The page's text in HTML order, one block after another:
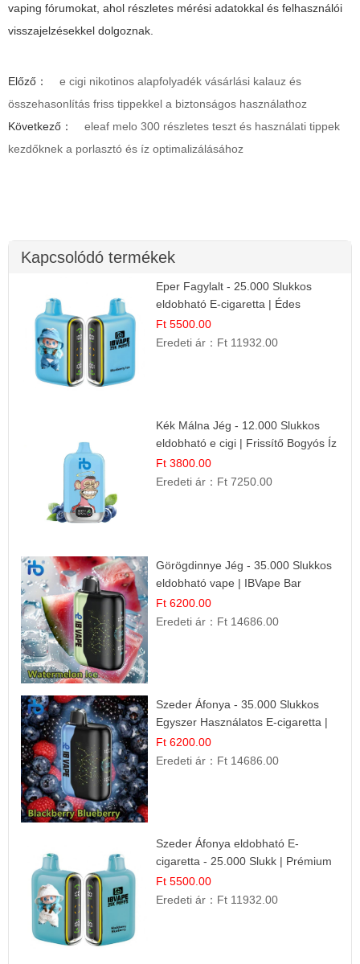
vaping fórumokat, ahol részletes mérési adatokkal és felhasználói
visszajelzésekkel dolgoznak.
Előző：
e cigi nikotinos alapfolyadék vásárlási kalauz és
összehasonlítás friss tippekkel a biztonságos használathoz
Következő：
eleaf melo 300 részletes teszt és használati tippek
kezdőknek a porlasztó és íz optimalizálásához
Kapcsolódó termékek
Eper Fagylalt - 25.000 Slukkos
eldobható E-cigaretta | Édes
Desszert Íz
Ft 5500.00
Eredeti ár： Ft 11932.00
Kék Málna Jég - 12.000 Slukkos
eldobható e cigi | Frissítő Bogyós Íz
Ft 3800.00
Eredeti ár： Ft 7250.00
Görögdinnye Jég - 35.000 Slukkos
eldobható vape | IBVape Bar
Frissítő Nyári Íz
Ft 6200.00
Eredeti ár： Ft 14686.00
Szeder Áfonya - 35.000 Slukkos
Egyszer Használatos E-cigaretta |
Prémium Ízélmény
Ft 6200.00
Eredeti ár： Ft 14686.00
Szeder Áfonya eldobható E-
cigaretta - 25.000 Slukk | Prémium
Gyümölcs Íz
Ft 5500.00
Eredeti ár： Ft 11932.00